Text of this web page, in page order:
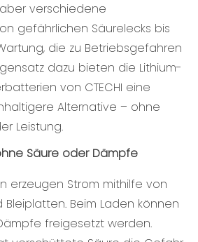
verschiedene
gefährlichen Säurelecks bis
die zu Betriebsgefahren
dazu bieten die Lithium-
von CTECHI eine
Alternative – ohne
Leistung.
Säure oder Dämpfe
erzeugen Strom mithilfe von
Beim Laden können
freigesetzt werden.